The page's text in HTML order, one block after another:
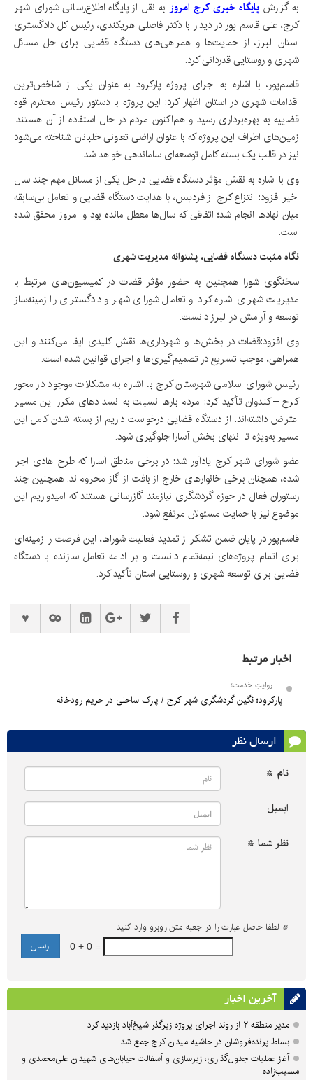
به گزارش پایگاه خبری کرج امروز به نقل از پایگاه اطلاع‌رسانی شورای شهر
کرج، علی قاسم پور در دیدار با دکتر فاضلی هریکندی، رئیس کل دادگستری
استان البرز، از حمایت‌ها و همراهی‌های دستگاه قضایی برای حل مسائل
شهری و روستایی قدردانی کرد.
قاسم‌پور، با اشاره به اجرای پروژه پارکرود به عنوان یکی از شاخص‌ترین
اقدامات شهری در استان اظهار کرد: این پروژه با دستور رئیس محترم قوه
قضاییه به بهره‌برداری رسید و هم‌اکنون مردم در حال استفاده از آن هستند.
زمین‌های اطراف این پروژه که با عنوان اراضی تعاونی خلبانان شناخته می‌شود
نیز در قالب یک بسته کامل توسعه‌ای ساماندهی خواهد شد.
وی با اشاره به نقش مؤثر دستگاه قضایی در حل یکی از مسائل مهم چند سال
اخیر افزود: انتزاع کرج از فردیس، با هدایت دستگاه قضایی و تعامل بی‌سابقه
میان نهادها انجام شد؛ اتفاقی که سال‌ها معطل مانده بود و امروز محقق شده
است.
نگاه مثبت دستگاه قضایی، پشتوانه مدیریت شهری
سخنگوی شورا همچنین به حضور مؤثر قضات در کمیسیون‌های مرتبط با
مدیریت شهری اشاره کرد و تعامل شورای شهر و دادگستری را زمینه‌ساز
توسعه و آرامش در البرز دانست.
وی افزود:قضات در بخش‌ها و شهرداری‌ها نقش کلیدی ایفا می‌کنند و این
همراهی، موجب تسریع در تصمیم‌گیری‌ها و اجرای قوانین شده است.
رئیس شورای اسلامی شهرستان کرج با اشاره به مشکلات موجود در محور
کرج – کندوان تأکید کرد: مردم بارها نسبت به انسدادهای مکرر این مسیر
اعتراض داشته‌اند. از دستگاه قضایی درخواست داریم از بسته شدن کامل این
مسیر به‌ویژه تا انتهای بخش آسارا جلوگیری شود.
عضو شورای شهر کرج یادآور شد: در برخی مناطق آسارا که طرح هادی اجرا
شده، همچنان برخی خانوارهای خارج از بافت از گاز محروم‌اند. همچنین چند
رستوران فعال در حوزه گردشگری نیازمند گازرسانی هستند که امیدواریم این
موضوع نیز با حمایت مسئولان مرتفع شود.
قاسم‌پور در پایان ضمن تشکر از تمدید فعالیت شوراها، این فرصت را زمینه‌ای
برای اتمام پروژه‌های نیمه‌تمام دانست و بر ادامه تعامل سازنده با دستگاه
قضایی برای توسعه شهری و روستایی استان تأکید کرد.
اخبار مرتبط
روایتِ خدمت؛
پارکرود؛ نگین گردشگری شهر کرج / پارک ساحلی در حریم رودخانه
ارسال نظر
نام *
ایمیل
نظر شما *
* لطفا حاصل عبارت را در جعبه متن روبرو وارد کنید
0 + 0 =
آخرین اخبار
مدیر منطقه ۲ از روند اجرای پروژه زیرگذر شیخ‌آباد بازدید کرد
بساط پرنده‌فروشان در حاشیه میدان کرج جمع شد
آغاز عملیات جدول‌گذاری، زیرسازی و آسفالت خیابان‌های شهیدان علی‌محمدی و
مسیب‌زاده